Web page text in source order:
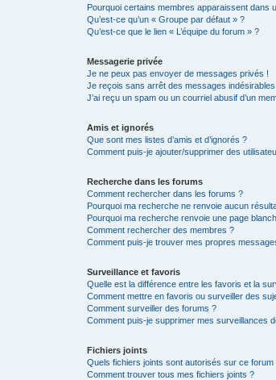
Pourquoi certains membres apparaissent dans
Qu’est-ce qu’un « Groupe par défaut » ?
Qu’est-ce que le lien « L’équipe du forum » ?
Messagerie privée
Je ne peux pas envoyer de messages privés !
Je reçois sans arrêt des messages indésirables
J’ai reçu un spam ou un courriel abusif d’un
Amis et ignorés
Que sont mes listes d’amis et d’ignorés ?
Comment puis-je ajouter/supprimer des
Recherche dans les forums
Comment rechercher dans les forums ?
Pourquoi ma recherche ne renvoie aucun
Pourquoi ma recherche renvoie une page
Comment rechercher des membres ?
Comment puis-je trouver mes propres
Surveillance et favoris
Quelle est la différence entre les favoris et la
Comment mettre en favoris ou surveiller des
Comment surveiller des forums ?
Comment puis-je supprimer mes surveillances
Fichiers joints
Quels fichiers joints sont autorisés sur ce forum
Comment trouver tous mes fichiers joints ?